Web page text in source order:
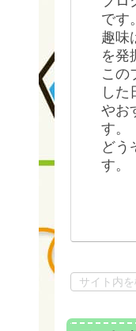
です。
趣味
を発
この
した
やお
す。
どう
す。